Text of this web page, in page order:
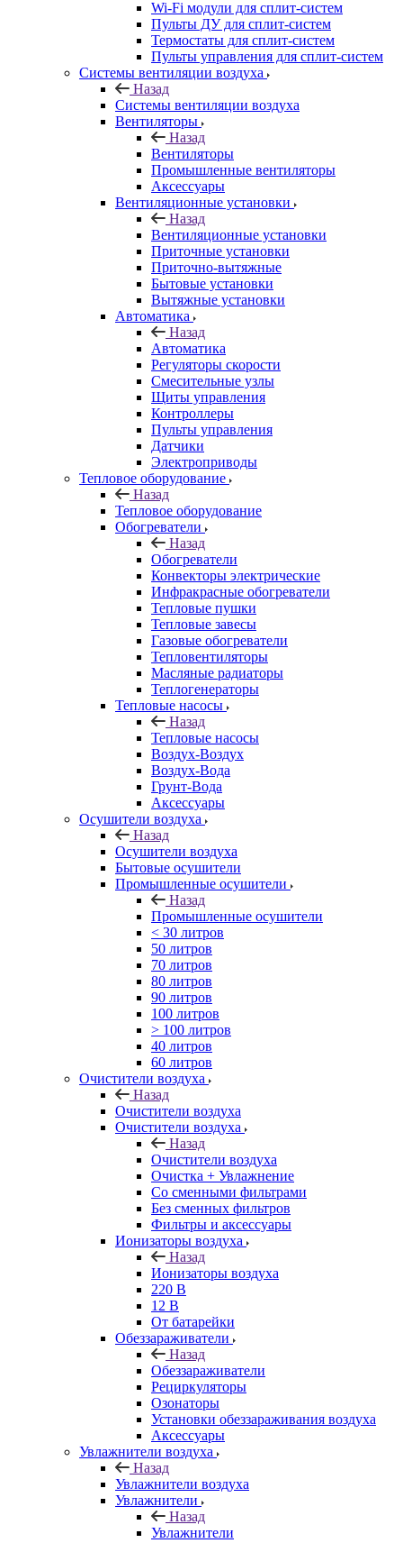
Wi-Fi модули для сплит-систем
Пульты ДУ для сплит-систем
Термостаты для сплит-систем
Пульты управления для сплит-систем
Системы вентиляции воздуха
Назад
Системы вентиляции воздуха
Вентиляторы
Назад
Вентиляторы
Промышленные вентиляторы
Аксессуары
Вентиляционные установки
Назад
Вентиляционные установки
Приточные установки
Приточно-вытяжные
Бытовые установки
Вытяжные установки
Автоматика
Назад
Автоматика
Регуляторы скорости
Смесительные узлы
Щиты управления
Контроллеры
Пульты управления
Датчики
Электроприводы
Тепловое оборудование
Назад
Тепловое оборудование
Обогреватели
Назад
Обогреватели
Конвекторы электрические
Инфракрасные обогреватели
Тепловые пушки
Тепловые завесы
Газовые обогреватели
Тепловентиляторы
Масляные радиаторы
Теплогенераторы
Тепловые насосы
Назад
Тепловые насосы
Воздух-Воздух
Воздух-Вода
Грунт-Вода
Аксессуары
Осушители воздуха
Назад
Осушители воздуха
Бытовые осушители
Промышленные осушители
Назад
Промышленные осушители
< 30 литров
50 литров
70 литров
80 литров
90 литров
100 литров
> 100 литров
40 литров
60 литров
Очистители воздуха
Назад
Очистители воздуха
Очистители воздуха
Назад
Очистители воздуха
Очистка + Увлажнение
Cо сменными фильтрами
Без сменных фильтров
Фильтры и аксессуары
Ионизаторы воздуха
Назад
Ионизаторы воздуха
220 В
12 В
От батарейки
Обеззараживатели
Назад
Обеззараживатели
Рециркуляторы
Озонаторы
Установки обеззараживания воздуха
Аксессуары
Увлажнители воздуха
Назад
Увлажнители воздуха
Увлажнители
Назад
Увлажнители